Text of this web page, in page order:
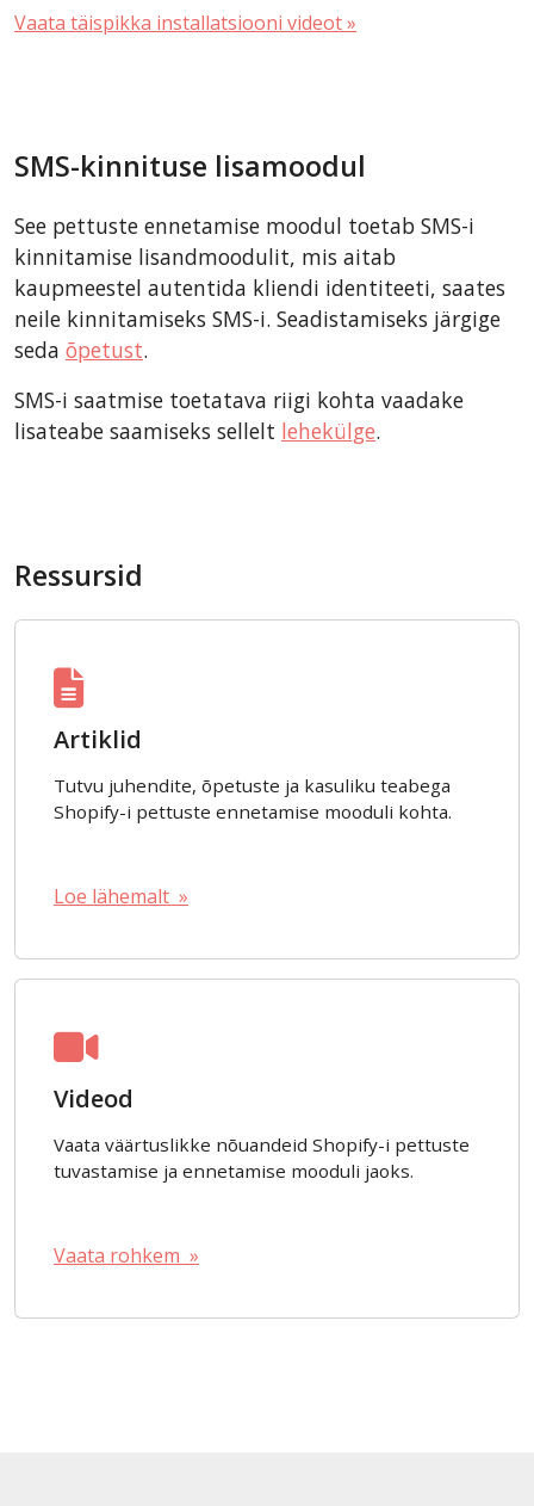
Vaata täispikka installatsiooni videot »
SMS-kinnituse lisamoodul
See pettuste ennetamise moodul toetab SMS-i
kinnitamise lisandmoodulit, mis aitab
kaupmeestel autentida kliendi identiteeti, saates
neile kinnitamiseks SMS-i. Seadistamiseks järgige
seda õpetust.
SMS-i saatmise toetatava riigi kohta vaadake
lisateabe saamiseks sellelt lehekülge.
Ressursid
Artiklid
Tutvu juhendite, õpetuste ja kasuliku teabega
Shopify-i pettuste ennetamise mooduli kohta.
Loe lähemalt »
Videod
Vaata väärtuslikke nõuandeid Shopify-i pettuste
tuvastamise ja ennetamise mooduli jaoks.
Vaata rohkem »